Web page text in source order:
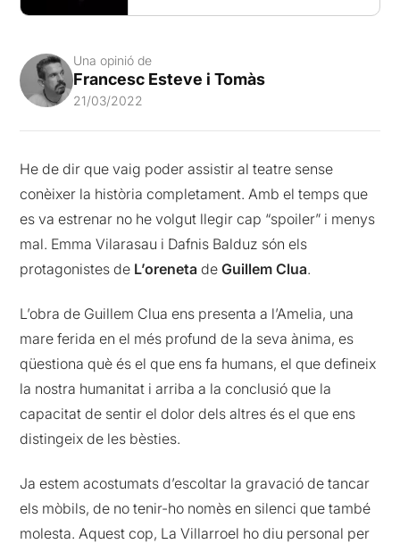
Una opinió de
Francesc Esteve i Tomàs
21/03/2022
He de dir que vaig poder assistir al teatre sense
conèixer la història completament. Amb el temps que
es va estrenar no he volgut llegir cap “spoiler” i menys
mal. Emma Vilarasau i Dafnis Balduz són els
protagonistes de L’oreneta deGuillem Clua.
L’obra de Guillem Clua ens presenta a l’Amelia, una
mare ferida en el més profund de la seva ànima, es
qüestiona què és el que ens fa humans, el que defineix
la nostra humanitat i arriba a la conclusió que la
capacitat de sentir el dolor dels altres és el que ens
distingeix de les bèsties.
Ja estem acostumats d’escoltar la gravació de tancar
els mòbils, de no tenir-ho nomès en silenci que també
molesta. Aquest cop, La Villarroel ho diu personal per